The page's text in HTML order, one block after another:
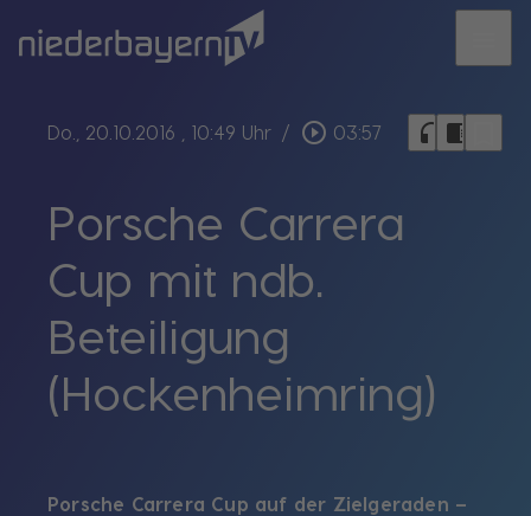
Do., 20.10.2016 , 10:49 Uhr / play_circle_outline 03:57 headphones chrome_reader_mode
Porsche Carrera
Cup mit ndb.
Beteiligung
(Hockenheimring)
Porsche Carrera Cup auf der Zielgeraden –